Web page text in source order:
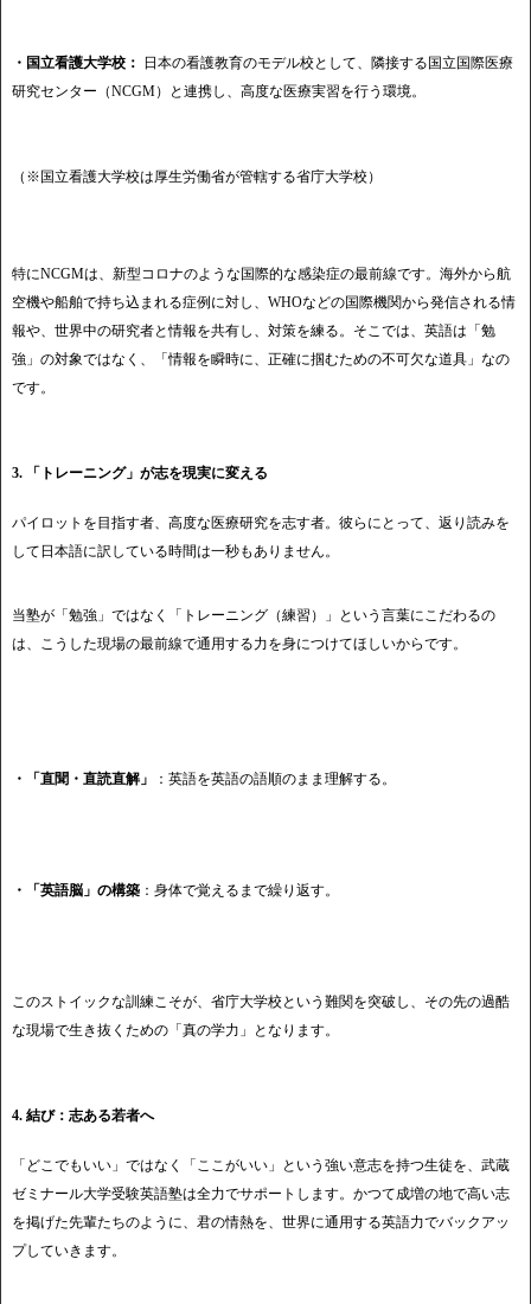
・国立看護大学校：
日本の看護教育のモデル校として、隣接する国立国際医療
研究センター（NCGM）と連携し、高度な医療実習を行う環境。
（※国立看護大学校は厚生労働省が管轄する省庁大学校）
特にNCGMは、新型コロナのような国際的な感染症の最前線です。海外から航
空機や船舶で持ち込まれる症例に対し、WHOなどの国際機関から発信される情
報や、世界中の研究者と情報を共有し、対策を練る。そこでは、英語は「勉
強」の対象ではなく、「情報を瞬時に、正確に掴むための不可欠な道具」なの
です。
3. 「トレーニング」が志を現実に変える
パイロットを目指す者、高度な医療研究を志す者。彼らにとって、返り読みを
して日本語に訳している時間は一秒もありません。
当塾が「勉強」ではなく「トレーニング（練習）」という言葉にこだわるの
は、こうした現場の最前線で通用する力を身につけてほしいからです。
・「直聞・直読直解」 ：英語を英語の語順のまま理解する。
・「英語脳」の構築 ：身体で覚えるまで繰り返す。
このストイックな訓練こそが、省庁大学校という難関を突破し、その先の過酷
な現場で生き抜くための「真の学力」となります。
4. 結び：志ある若者へ
「どこでもいい」ではなく「ここがいい」という強い意志を持つ生徒を、武蔵
ゼミナール大学受験英語塾は全力でサポートします。かつて成増の地で高い志
を掲げた先輩たちのように、君の情熱を、世界に通用する英語力でバックアッ
プしていきます。